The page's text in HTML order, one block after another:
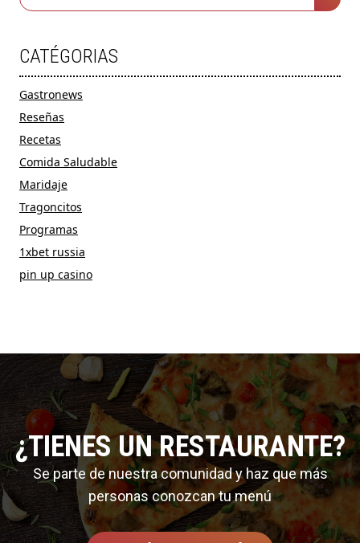
CATÉGORIAS
Gastronews
Reseñas
Recetas
Comida Saludable
Maridaje
Tragoncitos
Programas
1xbet russia
pin up casino
¿TIENES UN RESTAURANTE?
Se parte de nuestra comunidad y haz que más
personas conozcan tu menú